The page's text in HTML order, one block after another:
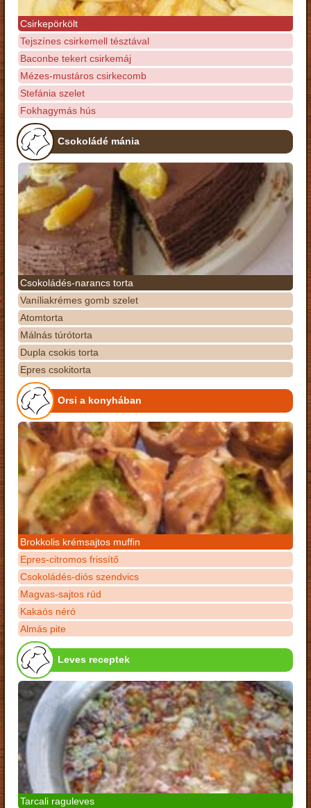
Csirkepörkölt
Tejszínes csirkemell tésztával
Baconbe tekert csirkemáj
Mézes-mustáros csirkecomb
Stefánia szelet
Fokhagymás hús
Csokoládé mánia
Csokoládés-narancs torta
Vaníliakrémes gomb szelet
Atomtorta
Málnás túrótorta
Dupla csokis torta
Epres csokitorta
Orsi a konyhában
Brokkolis krémsajtos muffin
Epres-citromos frissítő
Csokoládés-diós szendvics
Magvas-sajtos rúd
Kakaós néró
Almás pite
Leves receptek
Tarcali raguleves